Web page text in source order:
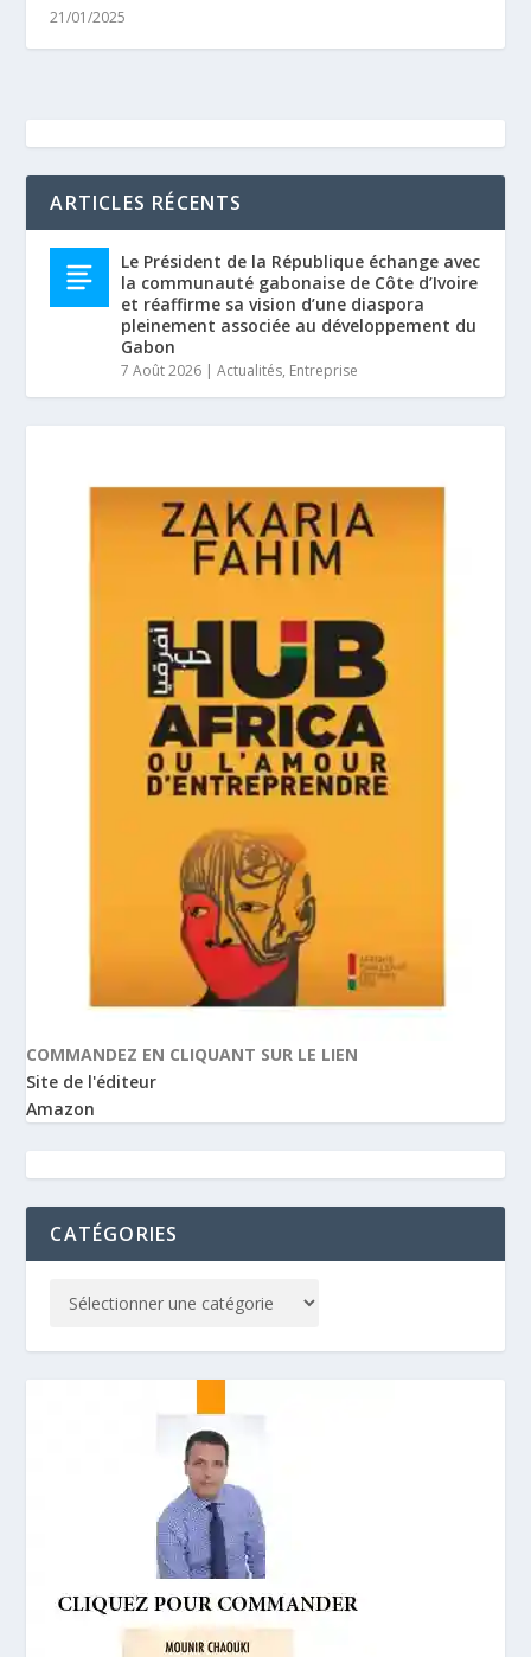
21/01/2025
ARTICLES RÉCENTS
Le Président de la République échange avec
la communauté gabonaise de Côte d’Ivoire
et réaffirme sa vision d’une diaspora
pleinement associée au développement du
Gabon
7 Août 2026 |Actualités, Entreprise
COMMANDEZ EN CLIQUANT SUR LE LIEN
Site de l'éditeur
Amazon
CATÉGORIES